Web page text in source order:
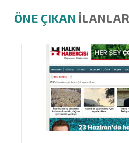
ÖNE ÇIKAN İLANLAR